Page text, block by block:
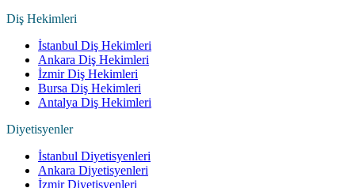
Diş Hekimleri
İstanbul Diş Hekimleri
Ankara Diş Hekimleri
İzmir Diş Hekimleri
Bursa Diş Hekimleri
Antalya Diş Hekimleri
Diyetisyenler
İstanbul Diyetisyenleri
Ankara Diyetisyenleri
İzmir Diyetisyenleri